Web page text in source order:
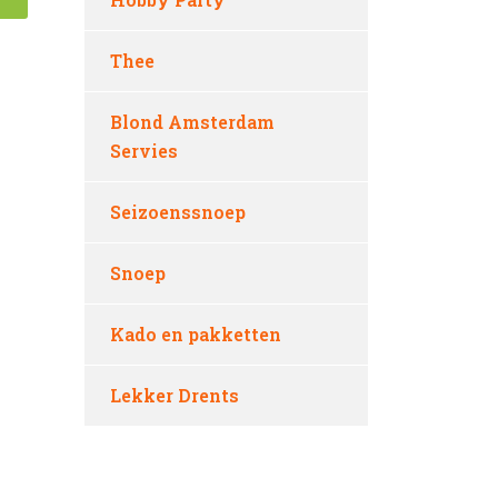
Thee
Blond Amsterdam
Servies
Seizoenssnoep
Snoep
Kado en pakketten
Lekker Drents